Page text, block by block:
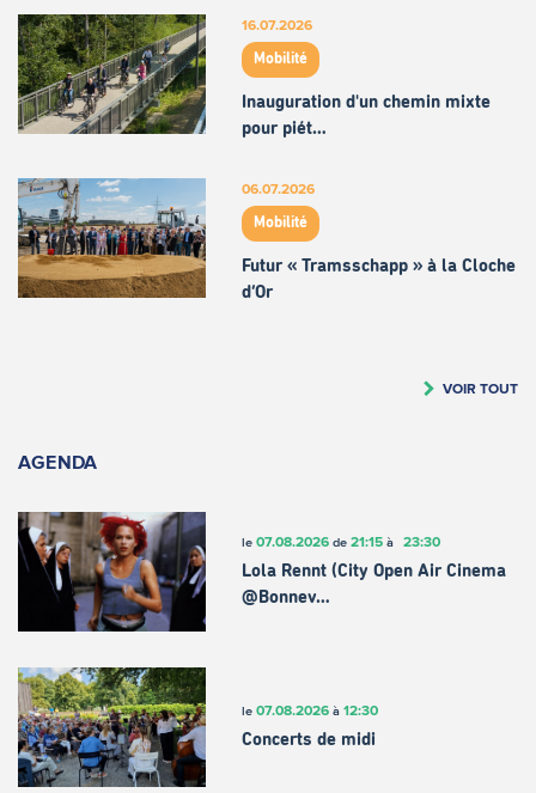
16.07.2026
Mobilité
Inauguration d'un chemin mixte
pour piét…
06.07.2026
Mobilité
Futur « Tramsschapp » à la Cloche
d’Or
VOIR TOUT
AGENDA
le 07.08.2026de 21:15à 23:30
Lola Rennt (City Open Air Cinema
@Bonnev…
le 07.08.2026à 12:30
Concerts de midi